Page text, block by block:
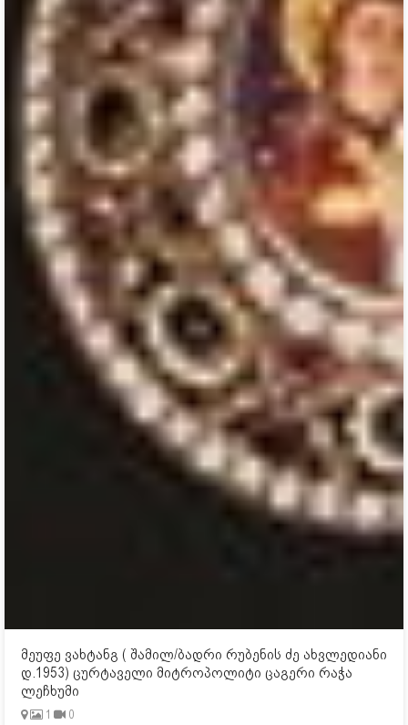
მეუფე ვახტანგ ( შამილ/ბადრი რუბენის ძე ახვლედიანი
დ.1953) ცურტაველი მიტროპოლიტი ცაგერი რაჭა
ლეჩხუმი
1 0